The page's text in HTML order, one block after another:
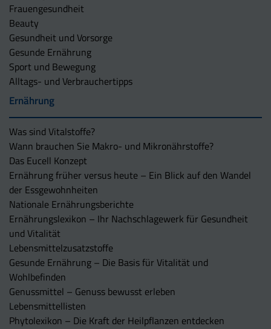
Frauengesundheit
Beauty
Gesundheit und Vorsorge
Gesunde Ernährung
Sport und Bewegung
Alltags- und Verbrauchertipps
Ernährung
Was sind Vitalstoffe?
Wann brauchen Sie Makro- und Mikronährstoffe?
Das Eucell Konzept
Ernährung früher versus heute – Ein Blick auf den Wandel
der Essgewohnheiten
Nationale Ernährungsberichte
Ernährungslexikon – Ihr Nachschlagewerk für Gesundheit
und Vitalität
Lebensmittelzusatzstoffe
Gesunde Ernährung – Die Basis für Vitalität und
Wohlbefinden
Genussmittel – Genuss bewusst erleben
Lebensmittellisten
Phytolexikon – Die Kraft der Heilpflanzen entdecken